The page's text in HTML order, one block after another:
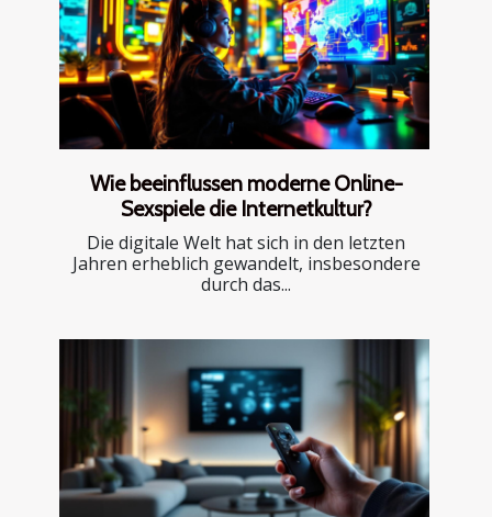
Wie beeinflussen moderne Online-
Sexspiele die Internetkultur?
Die digitale Welt hat sich in den letzten
Jahren erheblich gewandelt, insbesondere
durch das...